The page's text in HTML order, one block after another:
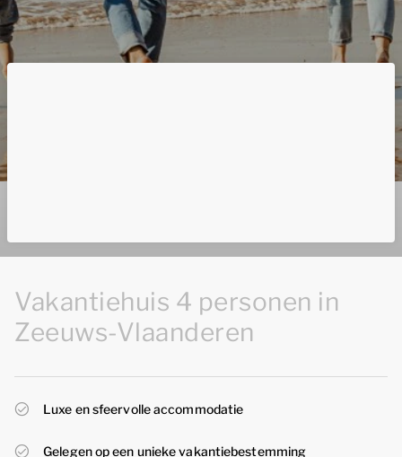
Vakantiehuis 4 personen in
Zeeuws-Vlaanderen
Luxe en sfeervolle accommodatie
Gelegen op een unieke vakantiebestemming